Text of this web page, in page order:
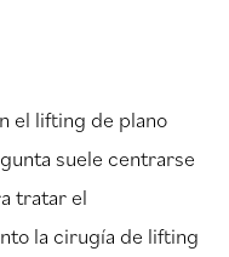
el lifting de plano
suele centrarse
tratar el
la cirugía de lifting